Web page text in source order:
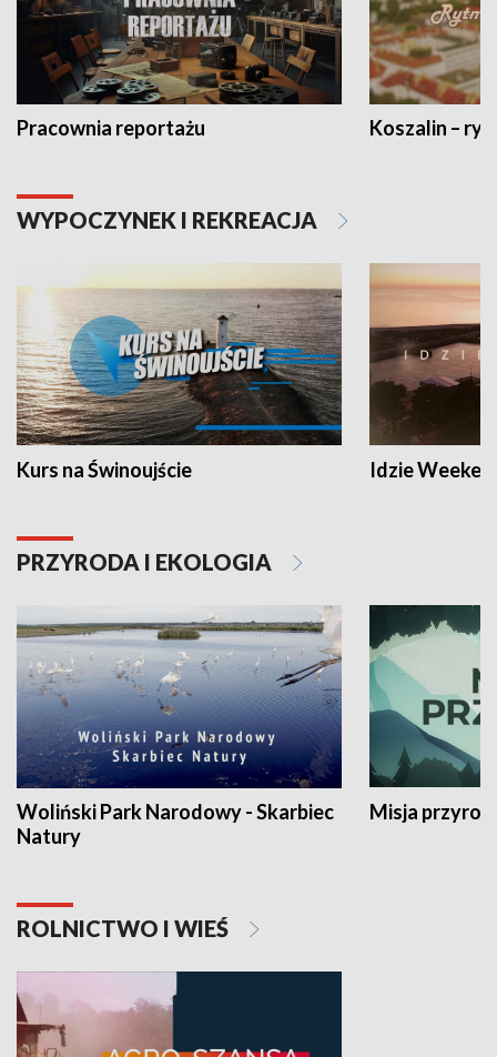
Pracownia reportażu Koszalin –
WYPOCZYNEK I REKREACJA
Kurs na Świnoujście Idzie
PRZYRODA I EKOLOGIA
Woliński Park Narodowy - Skarbiec
Natury
Misja
ROLNICTWO I WIEŚ